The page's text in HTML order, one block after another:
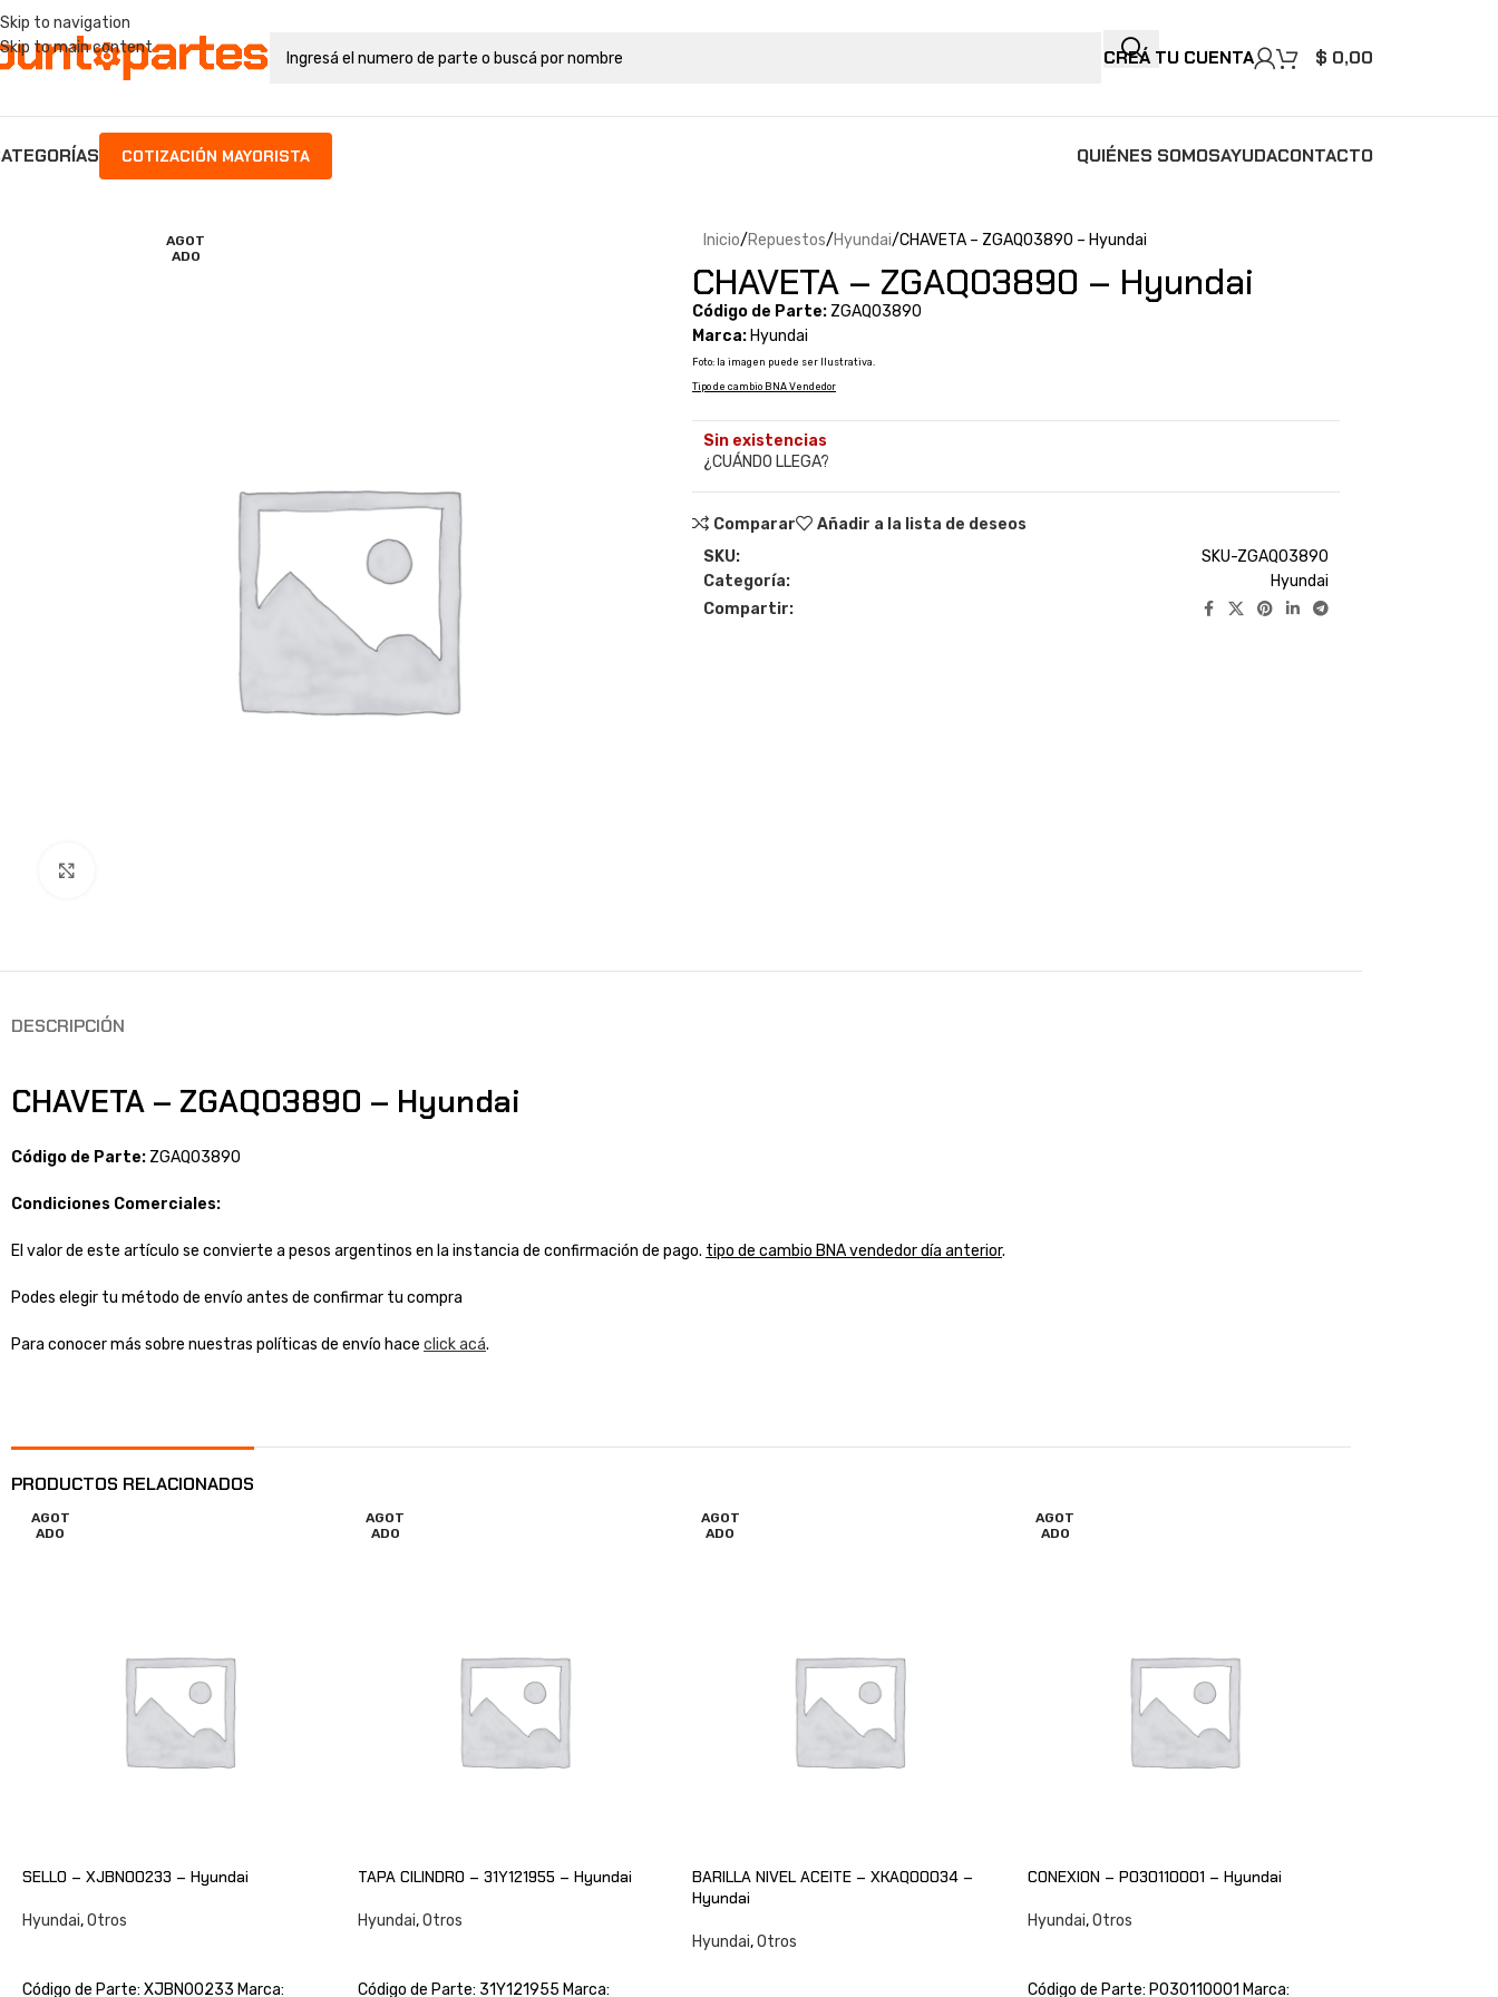
Skip to navigation
Skip to main content
CREÁ TU CUENTA $ 0,00
COTIZACIÓN MAYORISTA QUIÉNES SOMOSAYUDACONTACTO
AGOT
ADO
Inicio Repuestos Hyundai CHAVETA – ZGAQ03890 – Hyundai
CHAVETA – ZGAQ03890 – Hyundai
Código de Parte: ZGAQ03890
Marca: Hyundai
Foto: la imagen puede ser Ilustrativa.
Tipo de cambio BNA Vendedor
Sin existencias
¿CUÁNDO LLEGA?
Comparar
Añadir a la lista de deseos
SKU:
SKU-ZGAQ03890
Categoría:
Hyundai
Compartir:
DESCRIPCIÓN
CHAVETA – ZGAQ03890 – Hyundai
Código de Parte: ZGAQ03890
Condiciones Comerciales:
El valor de este artículo se convierte a pesos argentinos en la instancia de confirmación de pago. tipo de cambio BNA vendedor día anterior.
Podes elegir tu método de envío antes de confirmar tu compra
Para conocer más sobre nuestras políticas de envío hace click acá.
PRODUCTOS RELACIONADOS
AGOT
ADO
SELLO – XJBN00233 – Hyundai
Hyundai,Otros
Código de Parte: XJBN00233 Marca:
AGOT
ADO
TAPA CILINDRO – 31Y121955 – Hyundai
Hyundai, Otros
Código de Parte: 31Y121955 Marca:
AGOT
ADO
BARILLA NIVEL ACEITE – XKAQ00034 –
Hyundai
Hyundai,Otros
AGOT
ADO
CONEXION – P030110001 – Hyundai
Hyundai, Otros
Código de Parte: P030110001 Marca: